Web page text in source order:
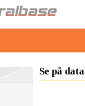
Se på data